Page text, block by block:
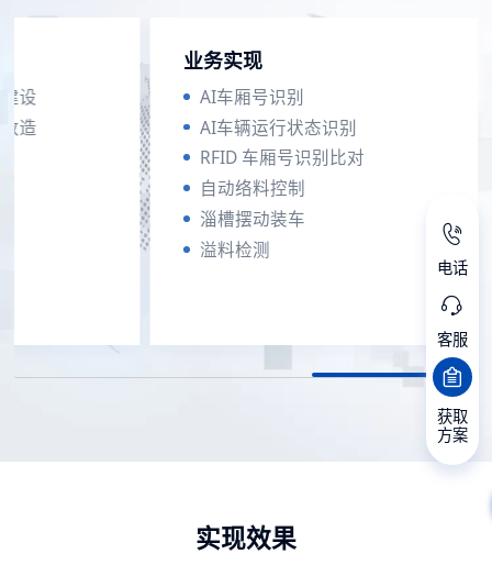
设
造
业务实现
AI车厢号识别
AI车辆运行状态识别
RFID 车厢号识别比对
自动络料控制
淄槽摆动装车
溢料检测
报警管理
报表管理
实现效果
电话
客服
获取
方案